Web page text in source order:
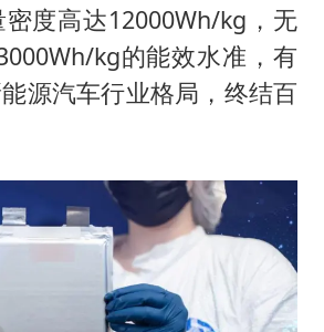
度高达12000Wh/kg，无
kg的能效水准，有
源汽车行业格局，终结百